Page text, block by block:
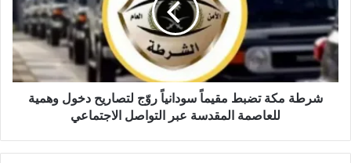
شرطة مكة تضبط مقيماً سودانياً روّج لتصاريح دخول وهمية
للعاصمة المقدسة عبر التواصل الاجتماعي